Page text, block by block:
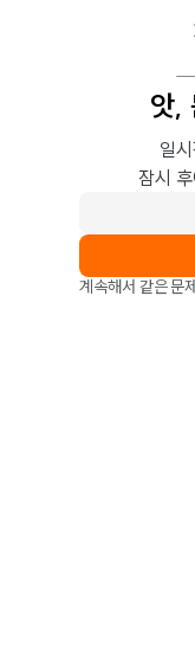
앗,
일
잠시
계속해서 같은 문